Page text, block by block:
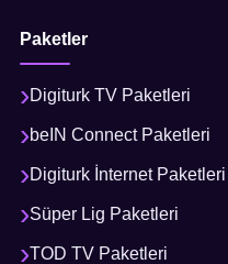
Paketler
Digiturk TV Paketleri
beIN Connect Paketleri
Digiturk İnternet Paketleri
Süper Lig Paketleri
TOD TV Paketleri